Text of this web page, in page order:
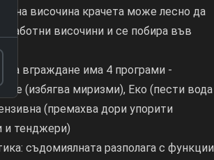
на височина крачета може лесно да
работни височини и се побира във
за вграждане има 4 програми -
(избягва миризми), Еко (пести вода
(премахва дори упорити
и тенджери)
съдомиялната разполага с функции